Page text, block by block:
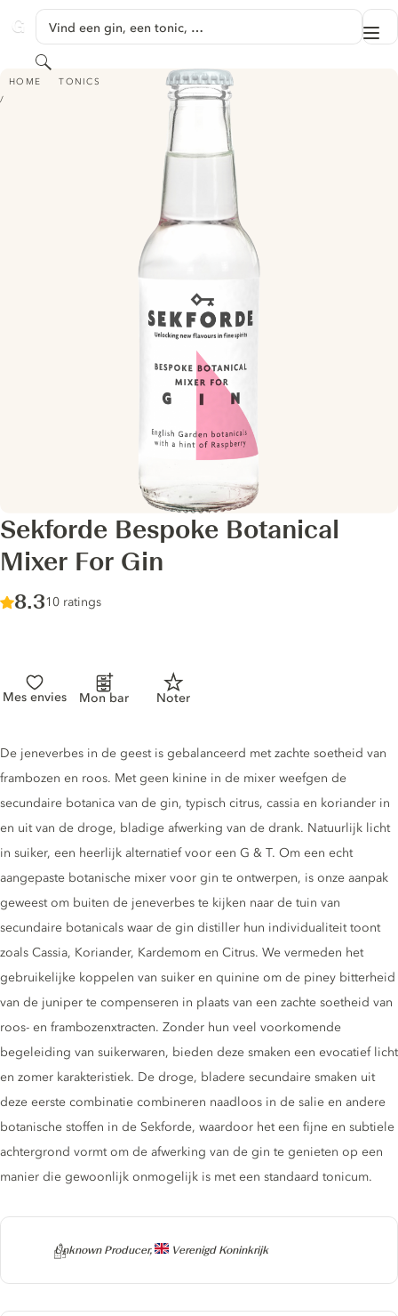
GINVENTORY
Vind een gin, een tonic, …
Zoeken
HOME TONICS
SEKFORDE BESPOKE BOTANICAL MIXER FOR GIN
Sekforde Bespoke Botanical
Mixer For Gin
Score :
8.3/ 10
10 ratings
Mes envies Mon bar Noter
Producer
Unknown Producer, Verenigd Koninkrijk
Tonic description
De jeneverbes in de geest is gebalanceerd met zachte soetheid van
frambozen en roos. Met geen kinine in de mixer weefgen de
secundaire botanica van de gin, typisch citrus, cassia en koriander in
en uit van de droge, bladige afwerking van de drank. Natuurlijk licht
in suiker, een heerlijk alternatief voor een G & T. Om een ​​echt
aangepaste botanische mixer voor gin te ontwerpen, is onze aanpak
geweest om buiten de jeneverbes te kijken naar de tuin van
secundaire botanicals waar de gin distiller hun individualiteit toont
zoals Cassia, Koriander, Kardemom en Citrus. We vermeden het
gebruikelijke koppelen van suiker en quinine om de piney bitterheid
van de juniper te compenseren in plaats van een zachte soetheid van
roos- en frambozenxtracten. Zonder hun veel voorkomende
begeleiding van suikerwaren, bieden deze smaken een evocatief licht
en zomer karakteristiek. De droge, bladere secundaire smaken uit
deze eerste combinatie combineren naadloos in de salie en andere
botanische stoffen in de Sekforde, waardoor het een fijne en subtiele
achtergrond vormt om de afwerking van de gin te genieten op een
manier die gewoonlijk onmogelijk is met een standaard tonicum.